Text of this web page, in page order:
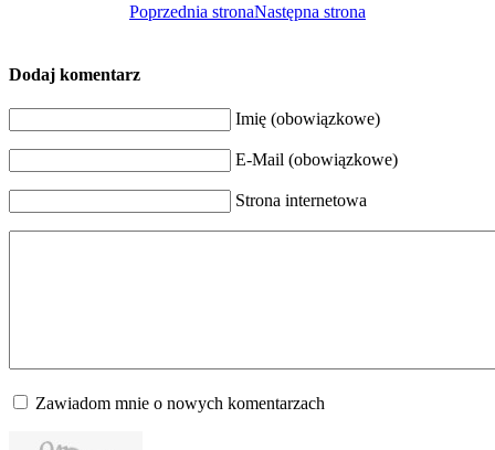
Poprzednia stronaNastępna strona
Dodaj komentarz
Imię (obowiązkowe)
E-Mail (obowiązkowe)
Strona internetowa
Zawiadom mnie o nowych komentarzach